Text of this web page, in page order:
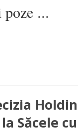
poze ...
Săcele